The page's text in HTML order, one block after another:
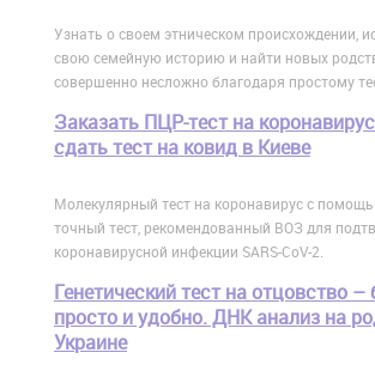
Узнать о своем этническом происхождении,
свою семейную историю и найти новых
совершенно несложно благодаря простому
Заказать ПЦР-тест на
сдать тест на ковид в Киеве
Молекулярный тест на коронавирус с
точный тест, рекомендованный ВОЗ для
коронавирусной инфекции SARS-CoV-2.
Генетический тест на отцовство –
просто и удобно. ДНК анализ на
Украине